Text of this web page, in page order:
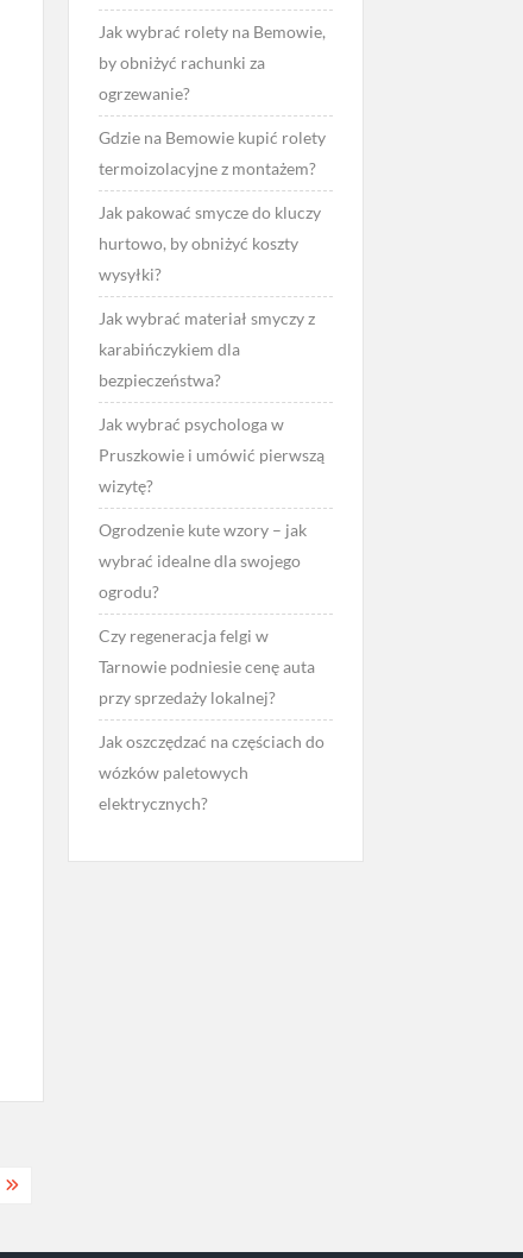
Jak wybrać rolety na Bemowie,
by obniżyć rachunki za
ogrzewanie?
Gdzie na Bemowie kupić rolety
termoizolacyjne z montażem?
Jak pakować smycze do kluczy
hurtowo, by obniżyć koszty
wysyłki?
Jak wybrać materiał smyczy z
karabińczykiem dla
bezpieczeństwa?
Jak wybrać psychologa w
Pruszkowie i umówić pierwszą
wizytę?
Ogrodzenie kute wzory – jak
wybrać idealne dla swojego
ogrodu?
Czy regeneracja felgi w
Tarnowie podniesie cenę auta
przy sprzedaży lokalnej?
Jak oszczędzać na częściach do
wózków paletowych
elektrycznych?